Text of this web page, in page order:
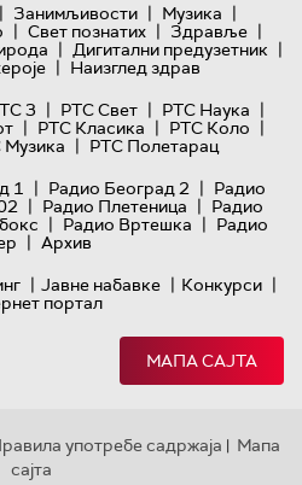
| Занимљивости | Музика |
| Свет познатих | Здравље |
| Дигитални предузетник |
| Наизглед здрав
3 | РТС Свет | РТС Наука |
| РТС Класика | РТС Коло |
| РТС Полетарац
1 | Радио Београд 2 | Радио
| Радио Плетеница | Радио
| Радио Вртешка | Радио
| Архив
| Јавне набавке | Конкурси |
портал
МАПА САЈТА
употребе садржаја | Мапа
сајта